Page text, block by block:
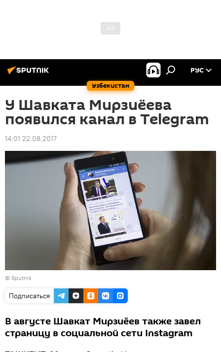
Узбекистан
РУС
У Шавката Мирзиёева
появился канал в Telegram
14:01 22.08.2017
© Sputnik
Подписаться
В августе Шавкат Мирзиёев также завел
страницу в социальной сети Instagram